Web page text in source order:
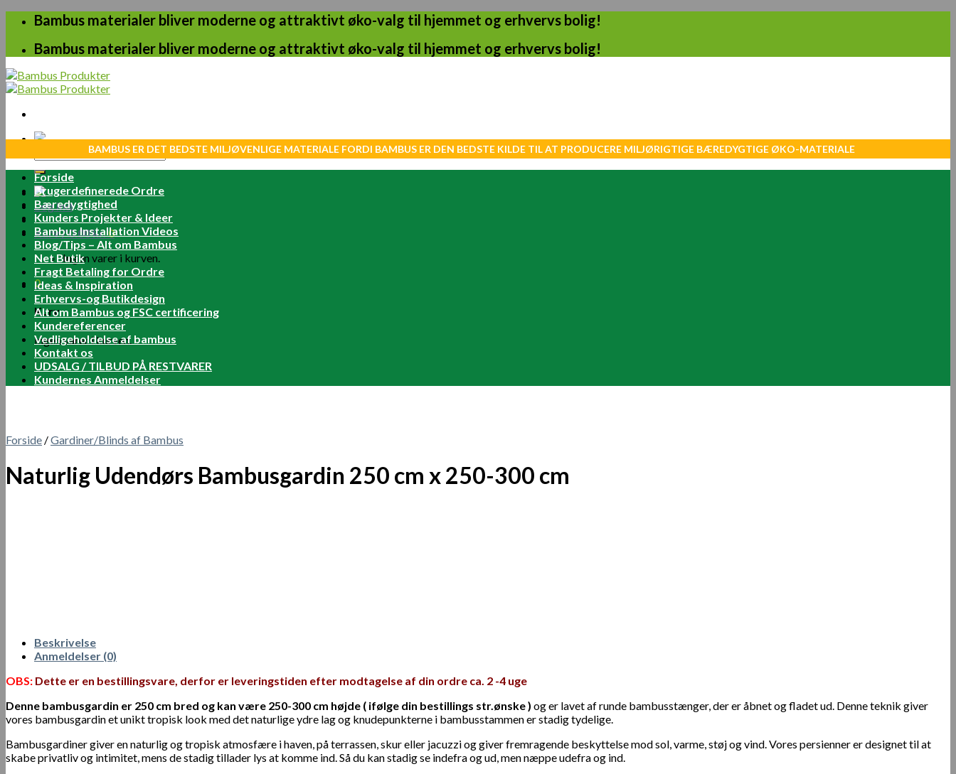
Skip
content
Bambus materialer bliver moderne og attraktivt øko-valg til hjemmet og erhvervs bolig!
Bambus materialer bliver moderne og attraktivt øko-valg til hjemmet og erhvervs bolig!
efter:
Log ind
Kurv /0.00kr.0
Ingen varer i kurven.
0
Kurv
Ingen varer i kurven.
BAMBUS ER DET BEDSTE MILJØVENLIGE MATERIALE FORDI BAMBUS ER DEN BEDSTE KILDE TIL AT PRODUCERE MILJØRIGTIGE BÆREDYGTIGE ØKO-MATERIALE
Forside
Brugerdefinerede Ordre
Bæredygtighed
Kunders Projekter & Ideer
Bambus Installation Videos
Blog/Tips – Alt om Bambus
Net Butik
Fragt Betaling for Ordre
Ideas & Inspiration
Erhvervs-og Butikdesign
Alt om Bambus og FSC certificering
Kundereferencer
Vedligeholdelse af bambus
Kontakt os
UDSALG / TILBUD PÅ RESTVARER
Kundernes Anmeldelser
Forside /Gardiner/Blinds af Bambus
Naturlig Udendørs Bambusgardin 250 cm x 250-300 cm
Beskrivelse
Anmeldelser (0)
OBS: Dette er en bestillingsvare, derfor er leveringstiden efter modtagelse af din ordre ca. 2 -4 uge
Denne bambusgardin er 250 cm bred og kan være 250-300 cm højde ( ifølge din bestillings str.ønske ) og er lavet af runde bambusstænger, der er åbnet og fladet ud. Denne teknik giver
vores bambusgardin et unikt tropisk look med det naturlige ydre lag og knudepunkterne i bambusstammen er stadig tydelige.
Bambusgardiner giver en naturlig og tropisk atmosfære i haven, på terrassen, skur eller jacuzzi og giver fremragende beskyttelse mod sol, varme, støj og vind. Vores persienner er designet til at
skabe privatliv og intimitet, mens de stadig tillader lys at komme ind. Så du kan stadig se indefra og ud, men næppe udefra og ind.